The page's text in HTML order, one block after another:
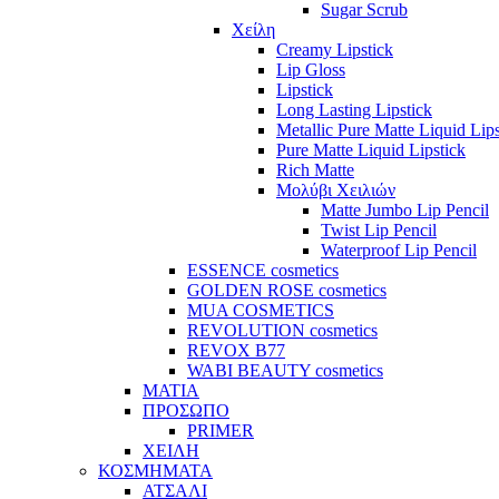
Sugar Scrub
Χείλη
Creamy Lipstick
Lip Gloss
Lipstick
Long Lasting Lipstick
Metallic Pure Matte Liquid
Pure Matte Liquid Lipstick
Rich Matte
Μολύβι Χειλιών
Matte Jumbo Lip Pencil
Twist Lip Pencil
Waterproof Lip Pencil
ESSENCE cosmetics
GOLDEN ROSE cosmetics
MUA COSMETICS
REVOLUTION cosmetics
REVOX B77
WABI BEAUTY cosmetics
ΜΑΤΙΑ
ΠΡΟΣΩΠΟ
PRIMER
ΧΕΙΛΗ
ΚΟΣΜΗΜΑΤΑ
ΑΤΣΑΛΙ